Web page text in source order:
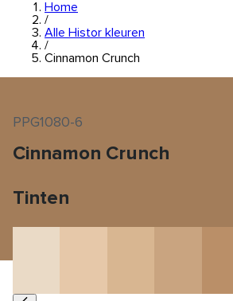
Home
/
Alle Histor kleuren
/
Cinnamon Crunch
PPG1080-6
Cinnamon Crunch
Tinten